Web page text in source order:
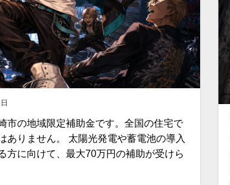
市の地域限定補助金です。全国の住宅で
ありません。 太陽光発電や蓄電池の導入
方に向けて、最大70万円の補助が受けら